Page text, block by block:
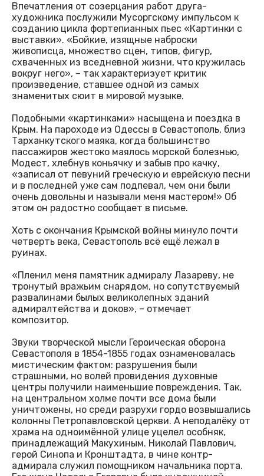
Впечатления от созерцания работ друга-
художника послужили Мусоргскому импульсом к
созданию цикла фортепианных пьес «Картинки с
выставки». «Бойкие, изящные наброски
живописца, множество сцен, типов, фигур,
схваченных из вседневной жизни, что кружилась
вокруг него», – так характеризует критик
произведение, ставшее одной из самых
знаменитых сюит в мировой музыке.
Подобными «картинками» насыщена и поездка в
Крым. На пароходе из Одессы в Севастополь, близ
Тарханкутского маяка, когда большинство
пассажиров жестоко маялось морской болезнью,
Модест, хлебнув коньячку и забыв про качку,
«записал от певуний греческую и еврейскую песни
и в последней уже сам подпевал, чем они были
очень довольны и называли меня мастером!» Об
этом он радостно сообщает в письме.
Хоть с окончания Крымской войны минуло почти
четверть века, Севастополь всё ещё лежал в
руинах.
«Пленил меня памятник адмиралу Лазареву, не
тронутый вражьим снарядом, но сопутствуемый
развалинами былых великолепных зданий
адмиралтейства и доков», – отмечает
композитор.
Звуки творческой мысли Героическая оборона
Севастополя в 1854-1855 годах ознаменовалась
мистическим фактом: разрушения были
страшными, но волей провидения духовные
центры получили наименьшие повреждения. Так,
на центральном холме почти все дома были
уничтожены, но среди разрухи гордо возвышались
колонны Петропавловской церкви. А неподалёку от
храма на одноимённой улице уцелел особняк,
принадлежащий Макухиным. Николай Павлович,
герой Синопа и Кронштадта, в чине контр-
адмирала служил помощником начальника порта.